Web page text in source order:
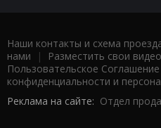
Наши контакты и схема
нами | Разместить свои
Пользовательское Соглашение
конфиденциальности и
Реклама на сайте: Отдел